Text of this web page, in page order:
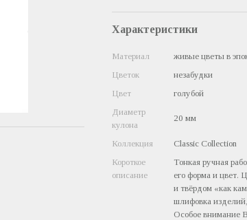
Характеристики
Материал
живые цветы в
Цветок
незабудки
Цвет
голубой
Диаметр
кулона
20 мм
Коллекция
Classic Collection
Короткое
описание
Тонкая ручная
его форма и цвет.
и твёрдом «как
шлифовка изделий,
Особое внимание